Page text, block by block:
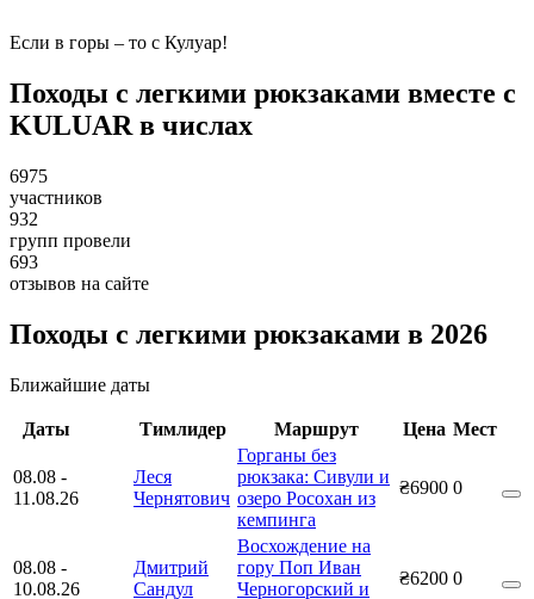
Если в горы – то с Кулуар!
Походы с легкими рюкзаками вместе с
KULUAR в числах
6975
участников
932
групп провели
693
отзывов на сайте
Походы с легкими рюкзаками в 2026
Ближайшие даты
Даты Тимлидер Маршрут Цена Мест
08.08 -
11.08.26
Леся
Чернятович
Горганы без
рюкзака: Сивули и
озеро Росохан из
кемпинга
₴6900 0
08.08 -
10.08.26
Дмитрий
Сандул
Восхождение на
гору Поп Иван
Черногорский и
₴6200 0